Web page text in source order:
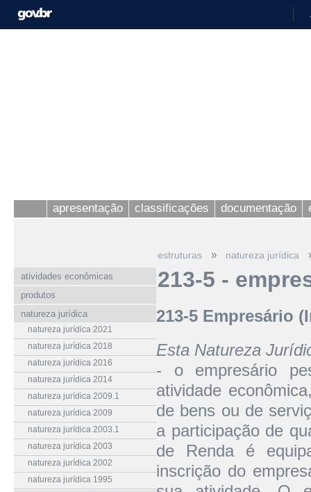
apresentação classificações documentação
atividades econômicas
produtos
natureza jurídica
natureza jurídica 2021
natureza jurídica 2018
natureza jurídica 2016
natureza jurídica 2014
natureza jurídica 2009.1
natureza jurídica 2009
natureza jurídica 2003.1
natureza jurídica 2003
natureza jurídica 2002
natureza jurídica 1995
estruturas » natureza jurídica
213-5 -
213-5 Empresário
Esta Natureza
- o empresário
atividade
de bens ou de
a participação de
de Renda é
inscrição do